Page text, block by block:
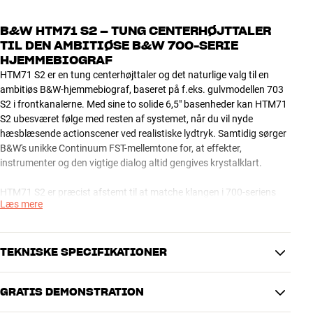
B&W HTM71 S2 – TUNG CENTERHØJTTALER
TIL DEN AMBITIØSE B&W 700-SERIE
HJEMMEBIOGRAF
HTM71 S2 er en tung centerhøjttaler og det naturlige valg til en
ambitiøs B&W-hjemmebiograf, baseret på f.eks. gulvmodellen 703
S2 i frontkanalerne. Med sine to solide 6,5" basenheder kan HTM71
S2 ubesværet følge med resten af systemet, når du vil nyde
hæsblæsende actionscener ved realistiske lydtryk. Samtidig sørger
B&W's unikke Continuum FST-mellemtone for, at effekter,
instrumenter og den vigtige dialog altid gengives krystalklart.
HTM71 S2 er præcist afstemt til at matche klangen i 700-seriens
gulvhøjttalere, og du kan derfor være sikker på, at du får et perfekt
højopløste filmlyd fuld retfærdighed.
sort højglans eller mat hvid lak. Frontgrillen monteres ved hjælp af
magneter, så du ikke skal se på grimme monteringshuller, hvis du
Læs mere
TEKNISKE SPECIFIKATIONER
GRATIS DEMONSTRATION